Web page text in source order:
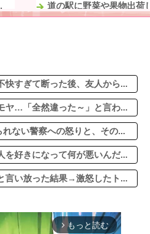
道の駅に野菜や果物出荷
1/2私「お義母さんには
ゴジータが子作りした
快すぎて断った後、友人から...
ヤ…「全然違った～」と言わ...
ない警察への怒りと、その...
を好きになって何が悪いんだ...
言い放った結果→激怒したト...
arrow_forward_ios もっと読む